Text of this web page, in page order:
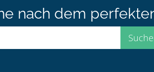
nach dem